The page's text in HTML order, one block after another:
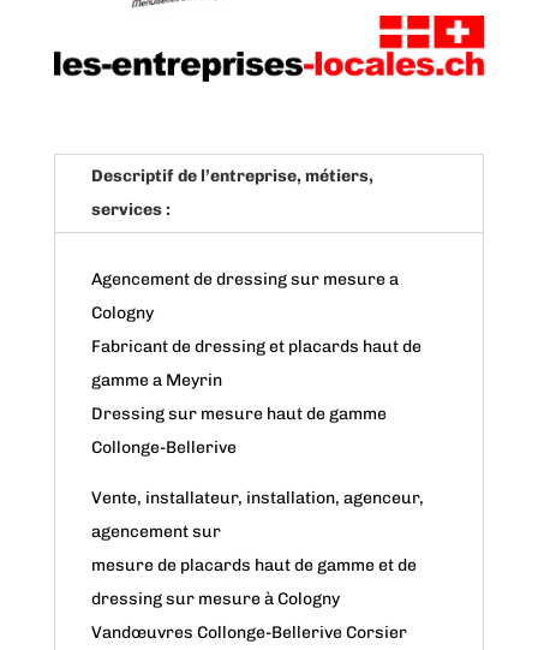
Descriptif de l’entreprise, métiers,
services :
Agencement de dressing sur mesure a
Cologny
Fabricant de dressing et placards haut de
gamme a Meyrin
Dressing sur mesure haut de gamme
Collonge-Bellerive
Vente, installateur, installation, agenceur,
agencement sur
mesure de placards haut de gamme et de
dressing sur mesure à Cologny
Vandœuvres Collonge-Bellerive Corsier